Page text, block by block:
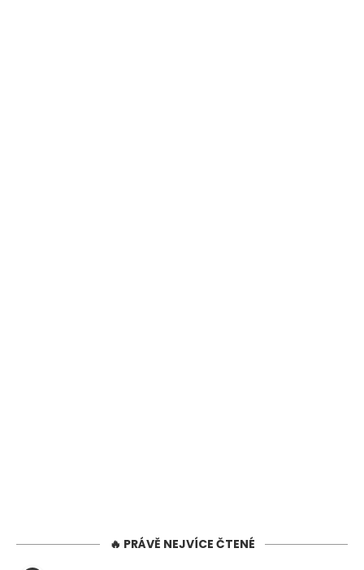
🔥 PRÁVĚ NEJVÍCE ČTENÉ